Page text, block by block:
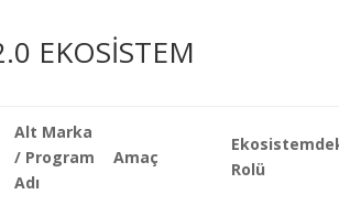
EKOSİSTEM
Alt Marka
/ Program
Adı
Amaç
Rolü